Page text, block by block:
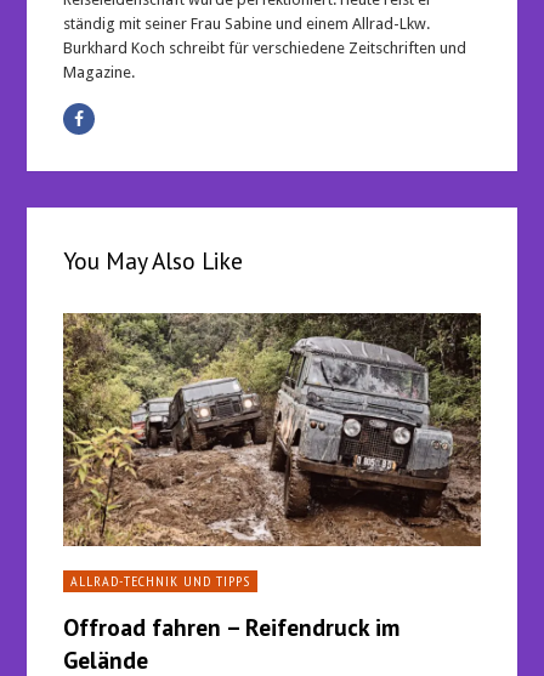
ständig mit seiner Frau Sabine und einem Allrad-Lkw.
Burkhard Koch schreibt für verschiedene Zeitschriften und
Magazine.
You May Also Like
ALLRAD-TECHNIK UND TIPPS
Offroad fahren – Reifendruck im
Gelände